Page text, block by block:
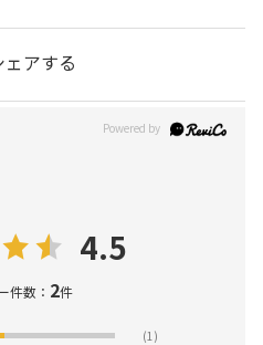
ェアする
4.5
件数： 2件
(1)